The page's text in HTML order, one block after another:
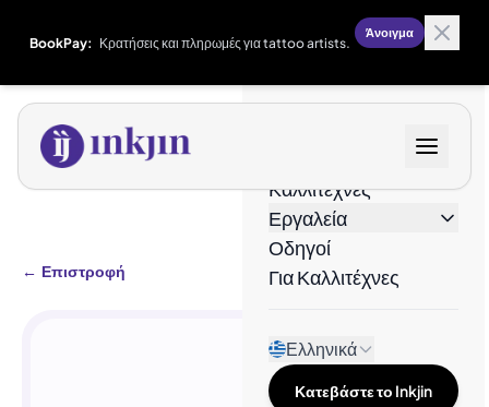
BookPay: Κρατήσεις και πληρωμές για tattoo artists.
Άνοιγμα
Καλλιτέχνες
Εργαλεία
Οδηγοί
Για Καλλιτέχνες
Ελληνικά
Κατεβάστε το Inkjin
← Επιστροφή